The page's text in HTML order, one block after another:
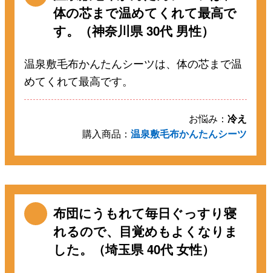
体の芯まで温めてくれて最高で
す。（神奈川県 30代 男性）
温泉敷毛布かんたんシーツは、体の芯まで温
めてくれて最高です。
お悩み： 冷え
購入商品： 温泉敷毛布かんたんシーツ
布団にうもれて毎日ぐっすり寝
れるので、目覚めもよくなりま
した。（埼玉県 40代 女性）